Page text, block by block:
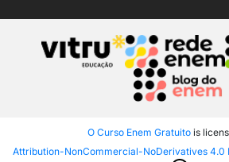
O Curso Enem Gratuito is
Attribution-NonCommercial-NoDerivatives 4.0